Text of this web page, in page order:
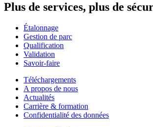
Plus de services, plus de
Étalonnage
Gestion de parc
Qualification
Validation
Savoir-faire
Téléchargements
A propos de nous
Actualités
Carrière & formation
Confidentialité des données